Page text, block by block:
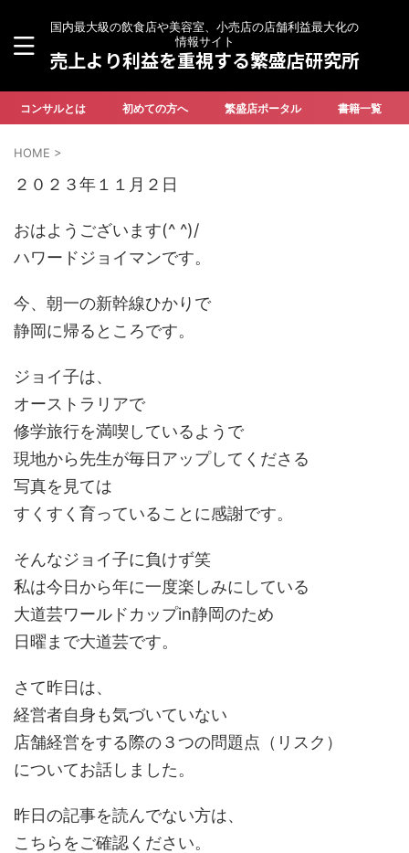
国内最大級の飲食店や美容室、小売店の店舗利益最大化の
情報サイト
売上より利益を重視する繁盛店研究所
コンサルとは 初めての方へ 繁盛店ポータル 書籍一覧
HOME >
２０２３年１１月２日
おはようございます(^ ^)/
ハワードジョイマンです。
今、朝一の新幹線ひかりで
静岡に帰るところです。
ジョイ子は、
オーストラリアで
修学旅行を満喫しているようで
現地から先生が毎日アップしてくださる
写真を見ては
すくすく育っていることに感謝です。
そんなジョイ子に負けず笑
私は今日から年に一度楽しみにしている
大道芸ワールドカップin静岡のため
日曜まで大道芸です。
さて昨日は、
経営者自身も気づいていない
店舗経営をする際の３つの問題点（リスク）
についてお話しました。
昨日の記事を読んでない方は、
こちらをご確認ください。